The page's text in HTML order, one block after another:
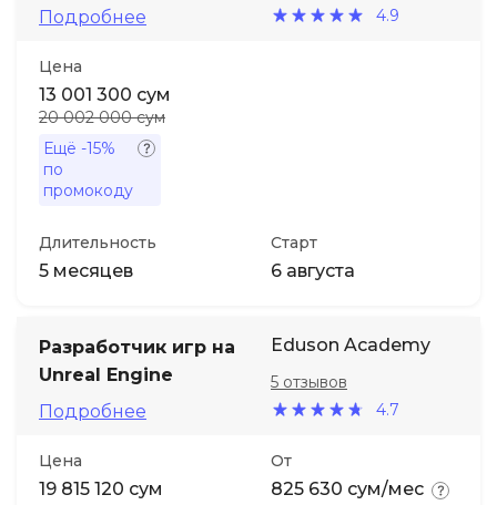
Подробнее
4.9
Цена
13 001 300 сум
20 002 000 сум
Ещё -15%
по
промокоду
Длительность
5 месяцев
Старт
6 августа
Разработчик игр на
Unreal Engine
Подробнее
Eduson Academy
4.7
5 отзывов
Цена
19 815 120 сум
От
825 630 сум/мес